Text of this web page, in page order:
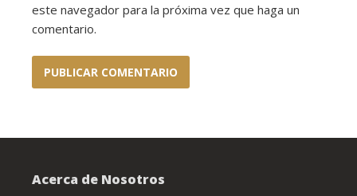
este navegador para la próxima vez que haga un
comentario.
Acerca de Nosotros